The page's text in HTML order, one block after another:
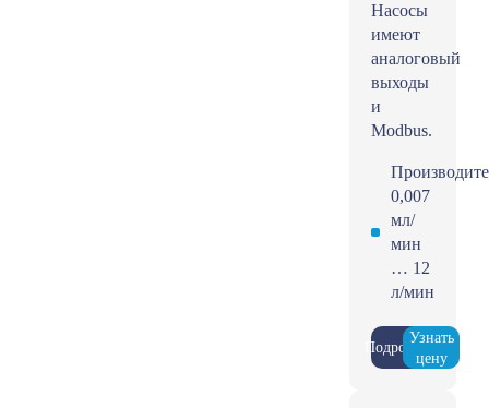
Насосы
имеют
аналоговый
выходы
и
Modbus.
0,007
мл/
мин
… 12
л/мин
Подробнее
Узнать
цену